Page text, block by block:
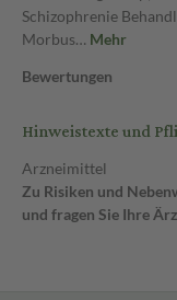
Schizophrenie
Morbus… Mehr
Bewertungen
Hinweistexte und
Arzneimittel
Zu Risiken und
und fragen Sie Ihre